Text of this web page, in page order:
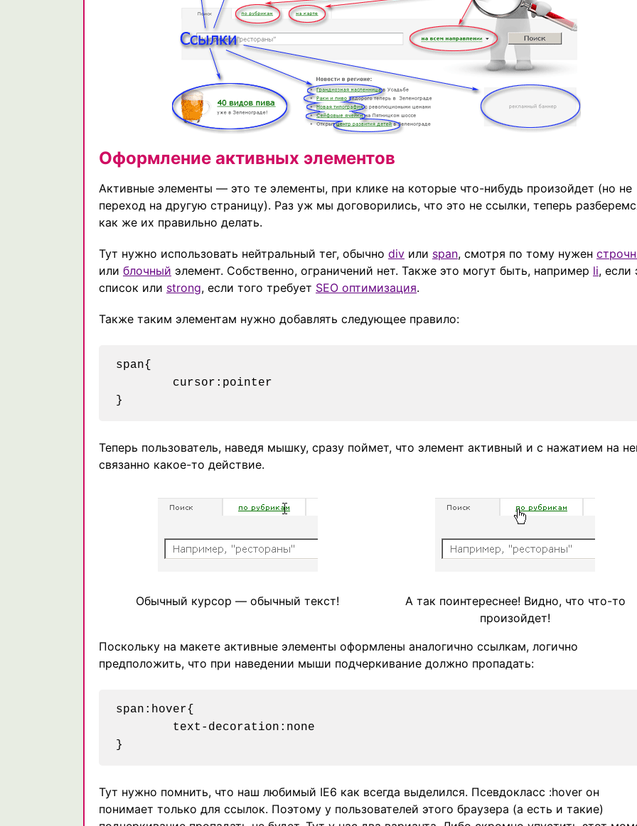
Оформление активных элементов
Активные элементы — это те элементы, при клике на которые что-нибудь произойдет (но не
переход на другую страницу). Раз уж мы договорились, что это не ссылки, теперь
как же их правильно делать.
Тут нужно использовать нейтральный тег, обычно div или span, смотря по тому нужен
или блочный элемент. Собственно, ограничений нет. Также это могут быть, например li, если
список или strong, если того требует SEO оптимизация.
Также таким элементам нужно добавлять следующее правило:
span{
Теперь пользователь, наведя мышку, сразу поймет, что элемент активный и с нажатием на
связанно какое-то действие.
Обычный курсор — обычный текст!
А так поинтереснее! Видно, что что-то
произойдет!
Поскольку на макете активные элементы оформлены аналогично ссылкам, логично
предположить, что при наведении мыши подчеркивание должно пропадать:
span:hover{
Тут нужно помнить, что наш любимый IE6 как всегда выделился. Псевдокласс :hover он
понимает только для ссылок. Поэтому у пользователей этого браузера (а есть и такие)